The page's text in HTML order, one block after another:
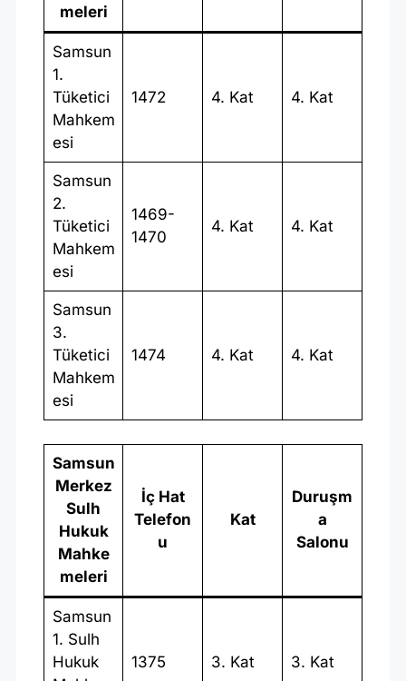
meleri
Samsun
1.
Tüketici
Mahkem
esi
1472 4. Kat 4. Kat
Samsun
2.
Tüketici
Mahkem
esi
1469-
1470
4. Kat 4. Kat
Samsun
3.
Tüketici
Mahkem
esi
1474 4. Kat 4. Kat
Samsun
Merkez
Sulh
Hukuk
Mahke
meleri
İç Hat
Telefon
u
Kat
Duruşm
a
Salonu
Samsun
1. Sulh
Hukuk
1375 3. Kat 3. Kat